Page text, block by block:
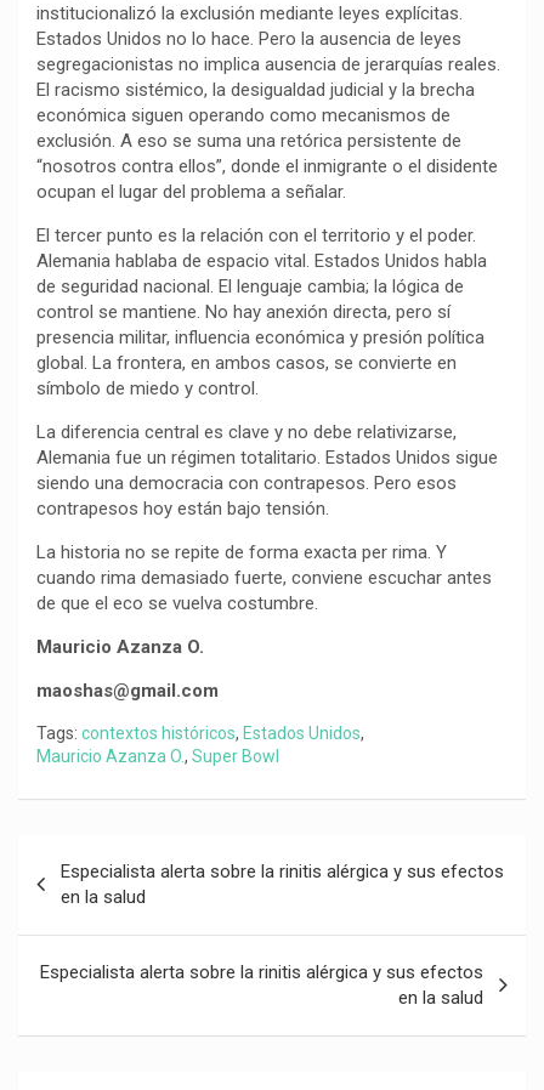
institucionalizó la exclusión mediante leyes explícitas.
Estados Unidos no lo hace. Pero la ausencia de leyes
segregacionistas no implica ausencia de jerarquías reales.
El racismo sistémico, la desigualdad judicial y la brecha
económica siguen operando como mecanismos de
exclusión. A eso se suma una retórica persistente de
“nosotros contra ellos”, donde el inmigrante o el disidente
ocupan el lugar del problema a señalar.
El tercer punto es la relación con el territorio y el poder.
Alemania hablaba de espacio vital. Estados Unidos habla
de seguridad nacional. El lenguaje cambia; la lógica de
control se mantiene. No hay anexión directa, pero sí
presencia militar, influencia económica y presión política
global. La frontera, en ambos casos, se convierte en
símbolo de miedo y control.
La diferencia central es clave y no debe relativizarse,
Alemania fue un régimen totalitario. Estados Unidos sigue
siendo una democracia con contrapesos. Pero esos
contrapesos hoy están bajo tensión.
La historia no se repite de forma exacta per rima. Y
cuando rima demasiado fuerte, conviene escuchar antes
de que el eco se vuelva costumbre.
Mauricio Azanza O.
maoshas@gmail.com
Tags: contextos históricos, Estados Unidos,
Mauricio Azanza O., Super Bowl
de
entradas
Especialista alerta sobre la rinitis alérgica y sus efectos
en la salud
Especialista alerta sobre la rinitis alérgica y sus efectos
en la salud